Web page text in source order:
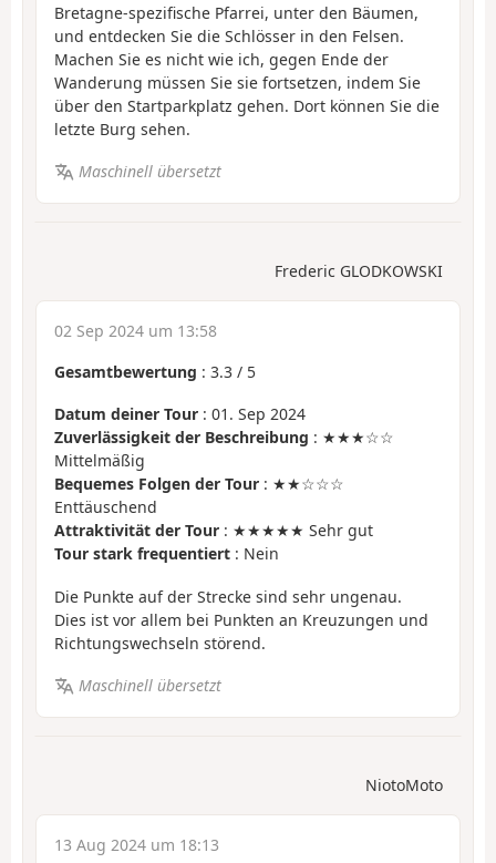
Bretagne-spezifische Pfarrei, unter den Bäumen,
und entdecken Sie die Schlösser in den Felsen.
Machen Sie es nicht wie ich, gegen Ende der
Wanderung müssen Sie sie fortsetzen, indem Sie
über den Startparkplatz gehen. Dort können Sie die
letzte Burg sehen.
Maschinell übersetzt
Frederic GLODKOWSKI
02 Sep 2024 um 13:58
Gesamtbewertung : 3.3 / 5
Datum deiner Tour : 01. Sep 2024
Zuverlässigkeit der Beschreibung : ★★★☆☆
Mittelmäßig
Bequemes Folgen der Tour : ★★☆☆☆
Enttäuschend
Attraktivität der Tour : ★★★★★ Sehr gut
Tour stark frequentiert : Nein
Die Punkte auf der Strecke sind sehr ungenau.
Dies ist vor allem bei Punkten an Kreuzungen und
Richtungswechseln störend.
Maschinell übersetzt
NiotoMoto
13 Aug 2024 um 18:13